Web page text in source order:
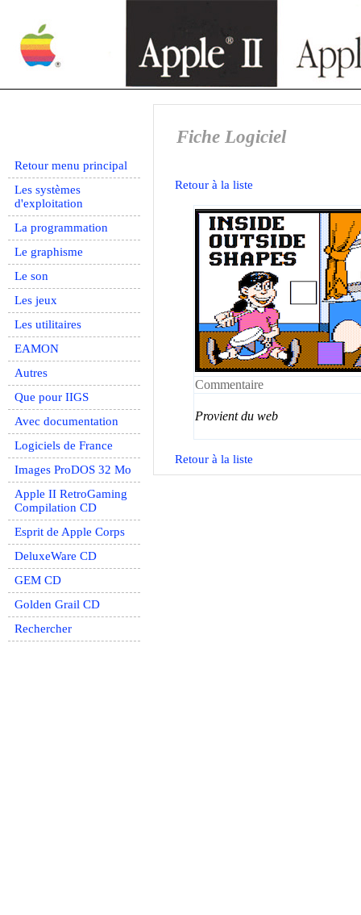
Retour menu principal
Les systèmes
d'exploitation
La programmation
Le graphisme
Le son
Les jeux
Les utilitaires
EAMON
Autres
Que pour IIGS
Avec documentation
Logiciels de France
Images ProDOS 32 Mo
Apple II RetroGaming
Compilation CD
Esprit de Apple Corps
DeluxeWare CD
GEM CD
Golden Grail CD
Rechercher
Fiche Logiciel
Retour à la liste
Commentaire
Provient du web
Retour à la liste